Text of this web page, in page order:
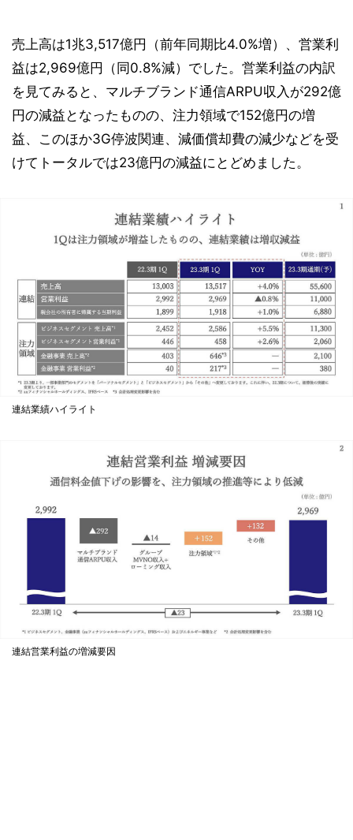
売上高は1兆3,517億円（前年同期比4.0%増）、営業利
益は2,969億円（同0.8%減）でした。営業利益の内訳
を見てみると、マルチブランド通信ARPU収入が292億
円の減益となったものの、注力領域で152億円の増
益、このほか3G停波関連、減価償却費の減少などを受
けてトータルでは23億円の減益にとどめました。
連結業績ハイライト
連結営業利益の増減要因